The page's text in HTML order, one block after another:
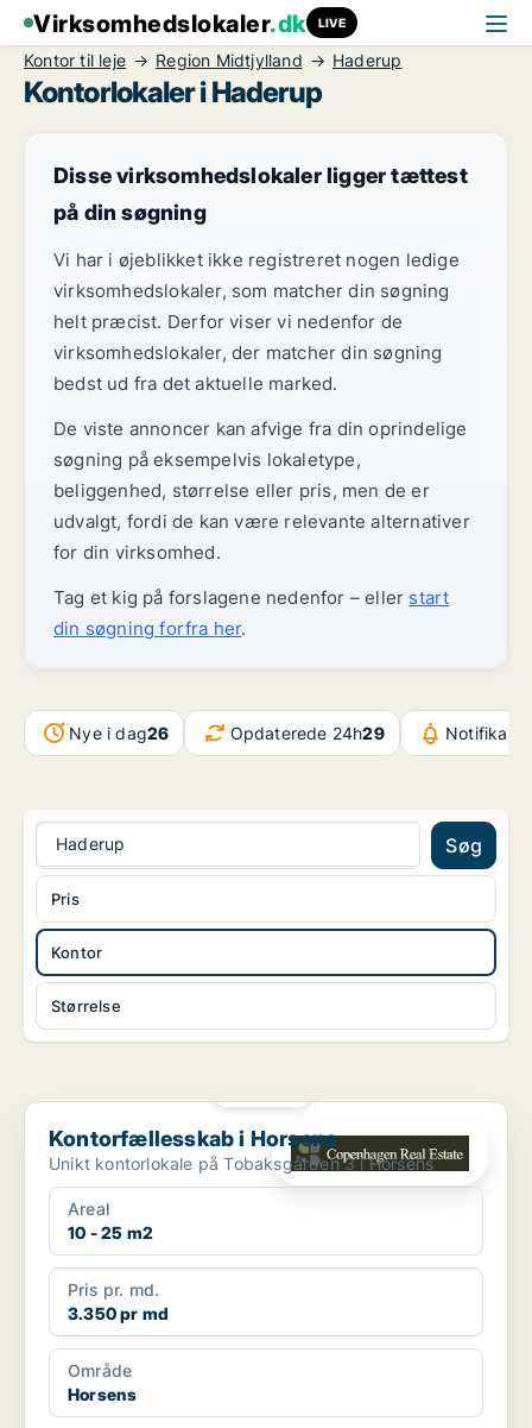
Virksomhedslokaler.dk LIVE
Kontor til leje Region Midtjylland Haderup
Kontorlokaler i Haderup
Disse virksomhedslokaler ligger tættest
på din søgning
Vi har i øjeblikket ikke registreret nogen ledige
virksomhedslokaler, som matcher din søgning
helt præcist. Derfor viser vi nedenfor de
virksomhedslokaler, der matcher din søgning
bedst ud fra det aktuelle marked.
De viste annoncer kan afvige fra din oprindelige
søgning på eksempelvis lokaletype,
beliggenhed, størrelse eller pris, men de er
udvalgt, fordi de kan være relevante alternativer
for din virksomhed.
Tag et kig på forslagene nedenfor – eller start
din søgning forfra her.
Nye i dag26 Opdaterede 24h29
Haderup Søg
Kontor
Størrelse
Pris
Kontorfællesskab i Horsens
Kontorfællesskab i Horsens
Unikt kontorlokale på Tobaksgården 3 i Horsens
Areal
10 - 25 m2
Pris pr. md.
3.350 pr md
Område
Horsens